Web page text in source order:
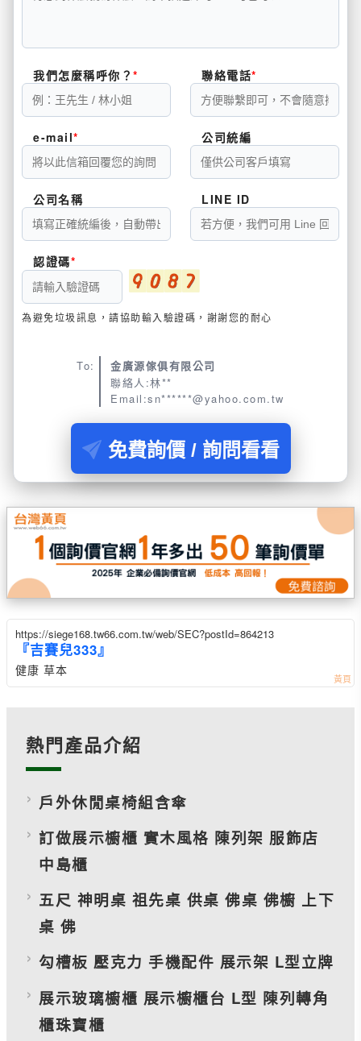
我們怎麼稱呼你？ 聯絡電話
e-mail 公司統編
公司名稱 LINE ID
認證碼
為避免垃圾訊息，請協助輸入驗證碼，謝謝您的耐心
To:
金廣源傢俱有限公司
聯絡人:林**
Email:sn******@yahoo.com.tw
免費詢價 / 詢問看看
https://siege168.tw66.com.tw/web/SEC?postId=864213
『吉賽兒333』
健康 草本
熱門產品介紹
戶外休閒桌椅組含傘
訂做展示櫥櫃 實木風格 陳列架 服飾店
中島櫃
五尺 神明桌 祖先桌 供桌 佛桌 佛櫥 上下
桌 佛
勾槽板 壓克力 手機配件 展示架 L型立牌
展示玻璃櫥櫃 展示櫥櫃台 L型 陳列轉角
櫃珠寶櫃